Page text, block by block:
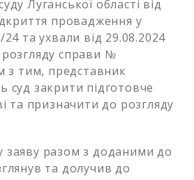
Луганської області від
провадження у
та ухвали від 29.08.2024
справи №
з тим, представник
суд закрити підготовче
та призначити до розгляду
заяву разом з доданими до
та долучив до